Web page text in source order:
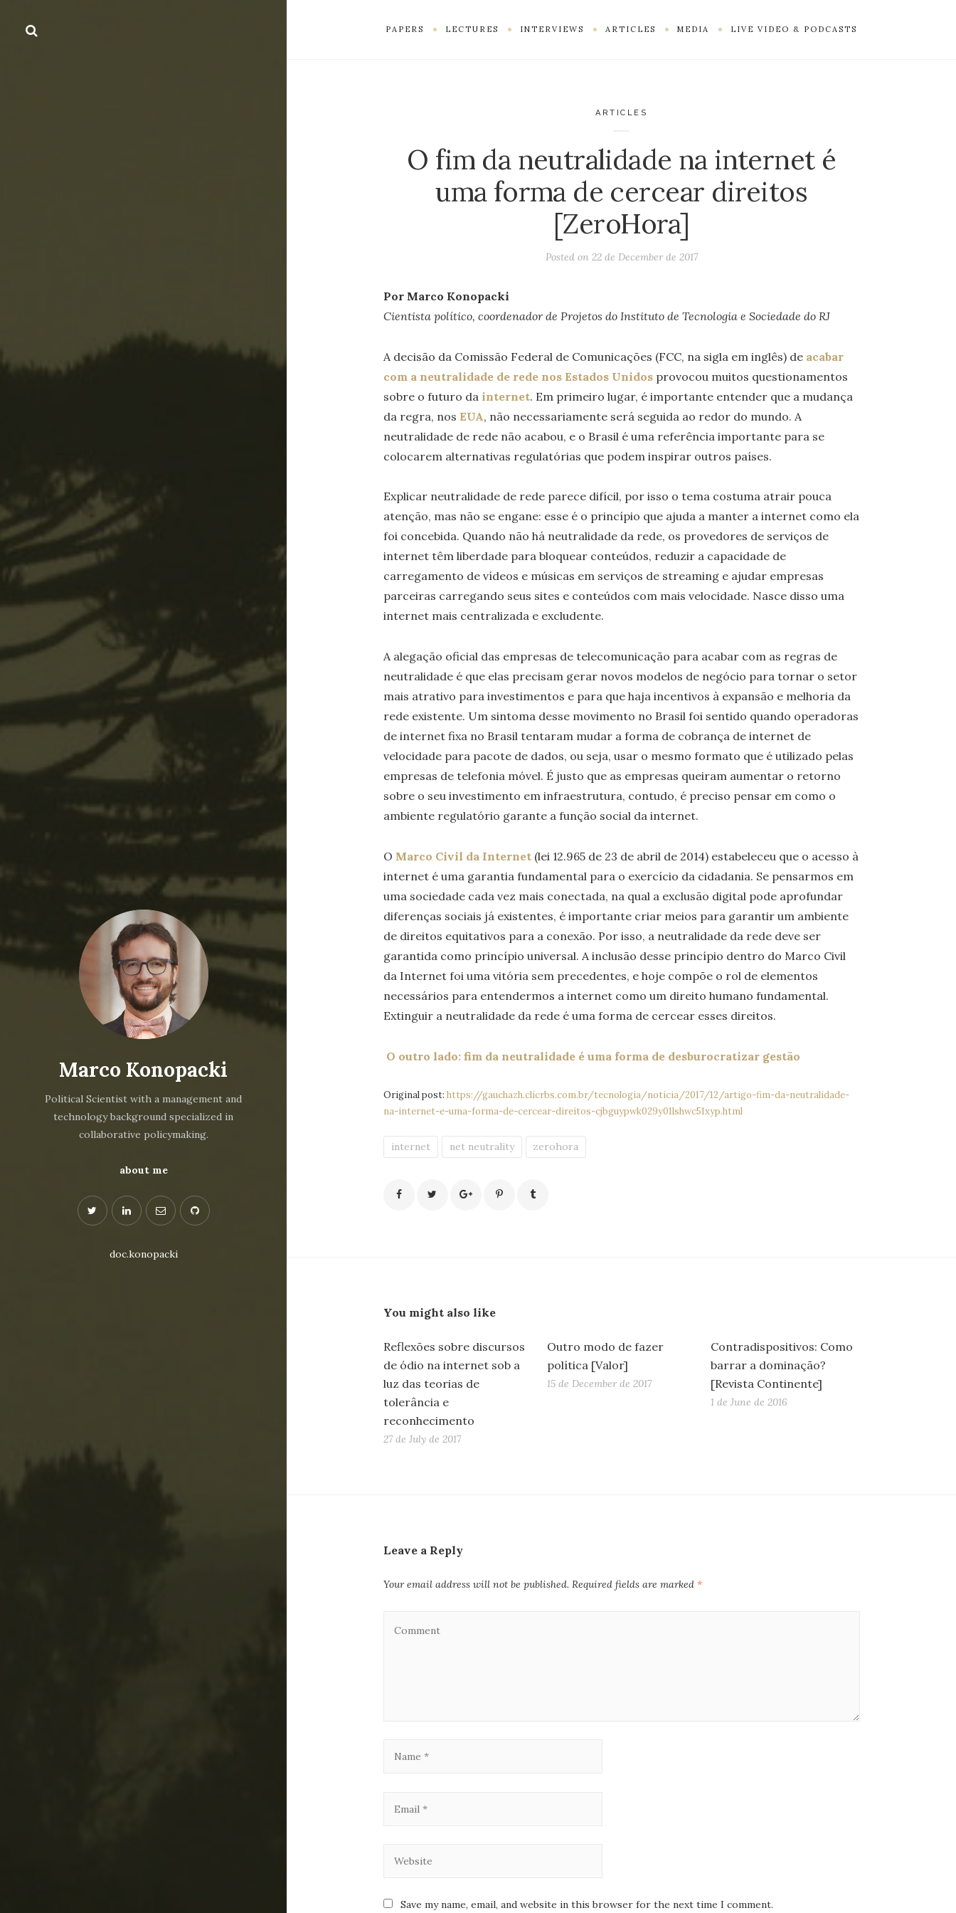
Marco Konopacki
Political Scientist with a management and
technology background specialized in
collaborative policymaking.
about me
doc.konopacki
PAPERS LECTURES INTERVIEWS ARTICLES MEDIA LIVE VIDEO & PODCASTS
ARTICLES
O fim da neutralidade na internet é
uma forma de cercear direitos
[ZeroHora]
Posted on 22 de December de 2017
Por Marco Konopacki
Cientista político, coordenador de Projetos do Instituto de Tecnologia e Sociedade do RJ
A decisão da Comissão Federal de Comunicações (FCC, na sigla em inglês) de acabar
com a neutralidade de rede nos Estados Unidosprovocou muitos questionamentos
sobre o futuro da internet. Em primeiro lugar, é importante entender que a mudança
da regra, nos EUA, não necessariamente será seguida ao redor do mundo. A
neutralidade de rede não acabou, e o Brasil é uma referência importante para se
colocarem alternativas regulatórias que podem inspirar outros países.
Explicar neutralidade de rede parece difícil, por isso o tema costuma atrair pouca
atenção, mas não se engane: esse é o princípio que ajuda a manter a internet como ela
foi concebida. Quando não há neutralidade da rede, os provedores de serviços de
internet têm liberdade para bloquear conteúdos, reduzir a capacidade de
carregamento de vídeos e músicas em serviços de streaming e ajudar empresas
parceiras carregando seus sites e conteúdos com mais velocidade. Nasce disso uma
internet mais centralizada e excludente.
A alegação oficial das empresas de telecomunicação para acabar com as regras de
neutralidade é que elas precisam gerar novos modelos de negócio para tornar o setor
mais atrativo para investimentos e para que haja incentivos à expansão e melhoria da
rede existente. Um sintoma desse movimento no Brasil foi sentido quando operadoras
de internet fixa no Brasil tentaram mudar a forma de cobrança de internet de
velocidade para pacote de dados, ou seja, usar o mesmo formato que é utilizado pelas
empresas de telefonia móvel. É justo que as empresas queiram aumentar o retorno
sobre o seu investimento em infraestrutura, contudo, é preciso pensar em como o
ambiente regulatório garante a função social da internet.
O Marco Civil da Internet(lei 12.965 de 23 de abril de 2014) estabeleceu que o acesso à
internet é uma garantia fundamental para o exercício da cidadania. Se pensarmos em
uma sociedade cada vez mais conectada, na qual a exclusão digital pode aprofundar
diferenças sociais já existentes, é importante criar meios para garantir um ambiente
de direitos equitativos para a conexão. Por isso, a neutralidade da rede deve ser
garantida como princípio universal. A inclusão desse princípio dentro do Marco Civil
da Internet foi uma vitória sem precedentes, e hoje compõe o rol de elementos
necessários para entendermos a internet como um direito humano fundamental.
Extinguir a neutralidade da rede é uma forma de cercear esses direitos.
O outro lado: fim da neutralidade é uma forma de desburocratizar gestão
Original post: https://gauchazh.clicrbs.com.br/tecnologia/noticia/2017/12/artigo-fim-da-neutralidade-
na-internet-e-uma-forma-de-cercear-direitos-cjbguypwk029y01lshwc51xyp.html
internet net neutrality zerohora
You might also like
Reflexões sobre discursos
de ódio na internet sob a
luz das teorias de
tolerância e
reconhecimento
27 de July de 2017
Outro modo de fazer
política [Valor]
15 de December de 2017
Contradispositivos: Como
barrar a dominação?
[Revista Continente]
1 de June de 2016
Leave a Reply
Your email address will not be published. Required fields are marked *
Save my name, email, and website in this browser for the next time I comment.